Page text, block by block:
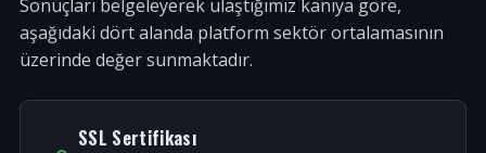
Sonuçları belgeleyerek ulaştığımız kanıya göre,
aşağıdaki dört alanda platform sektör ortalamasının
üzerinde değer sunmaktadır.
SSL Sertifikası